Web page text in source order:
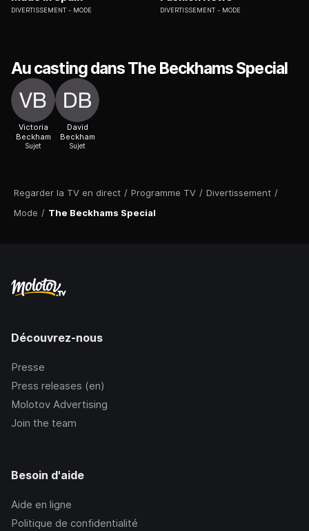
Regarder la TV en direct / Programme TV / Divertissement /
Mode / The Beckhams Special
DIVERTISSEMENT MODE DIVERTISSEMENT MODE
Au casting dans The Beckhams Special
Victoria
Beckham
Sujet
David
Beckham
Sujet
Découvrez-nous
Presse
Press releases (en)
Molotov Advertising
Join the team
Besoin d'aide
Aide en ligne
Politique de confidentialité